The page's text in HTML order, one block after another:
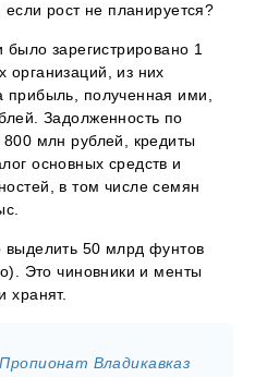
если рост не планируется?
было зарегистрировано 1
организаций, из них
полученная ими,
Задолженность по
800 млн рублей, кредиты
основных средств и
в том числе семян
выделить 50 млрд фунтов
Это чиновники и менты
хранят.
Владикавказ